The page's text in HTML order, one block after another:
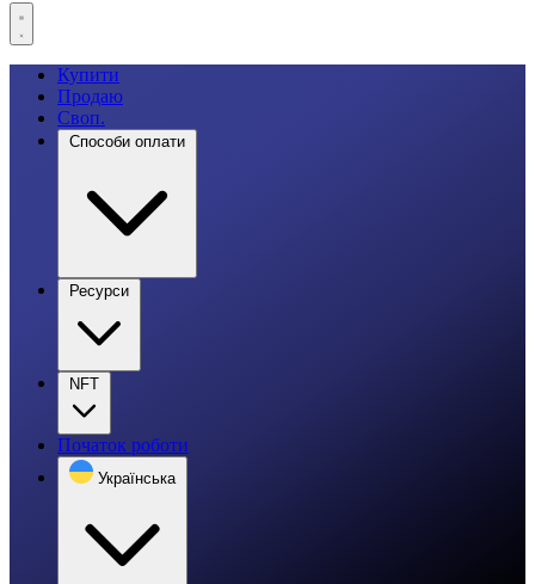
Купити
Продаю
Своп.
Способи оплати
Ресурси
NFT
Початок роботи
Українська